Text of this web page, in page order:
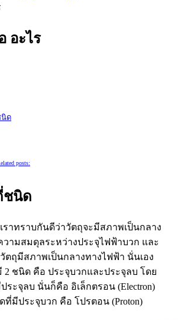
อะไร
นิด
posts:
ชนิด
าทราบกันดีว่าวัตถุจะมีสภาพเป็นกลาง
ามสมดุลระหว่างประจุไฟฟ้าบวก และ
ตถุมีสภาพเป็นกลางทางไฟฟ้า นั่นเอง
2 ชนิด คือ ประจุบวกและประจุลบ โดย
ะจุลบ นั่นก็คือ อิเล็กตรอน (Electron)
มีประจุบวก คือ โปรตอน (Proton)